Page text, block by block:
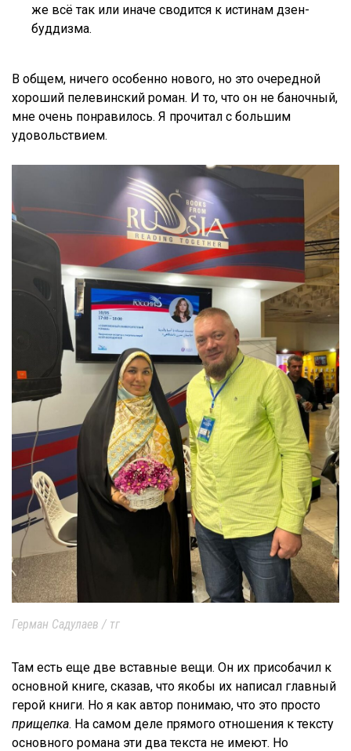
же всё так или иначе сводится к истинам дзен-
буддизма.
В общем, ничего особенно нового, но это очередной
хороший пелевинский роман. И то, что он не баночный,
мне очень понравилось. Я прочитал с большим
удовольствием.
Герман Садулаев / тг
Там есть еще две вставные вещи. Он их присобачил к
основной книге, сказав, что якобы их написал главный
герой книги. Но я как автор понимаю, что это просто
прищепка. На самом деле прямого отношения к тексту
основного романа эти два текста не имеют. Но